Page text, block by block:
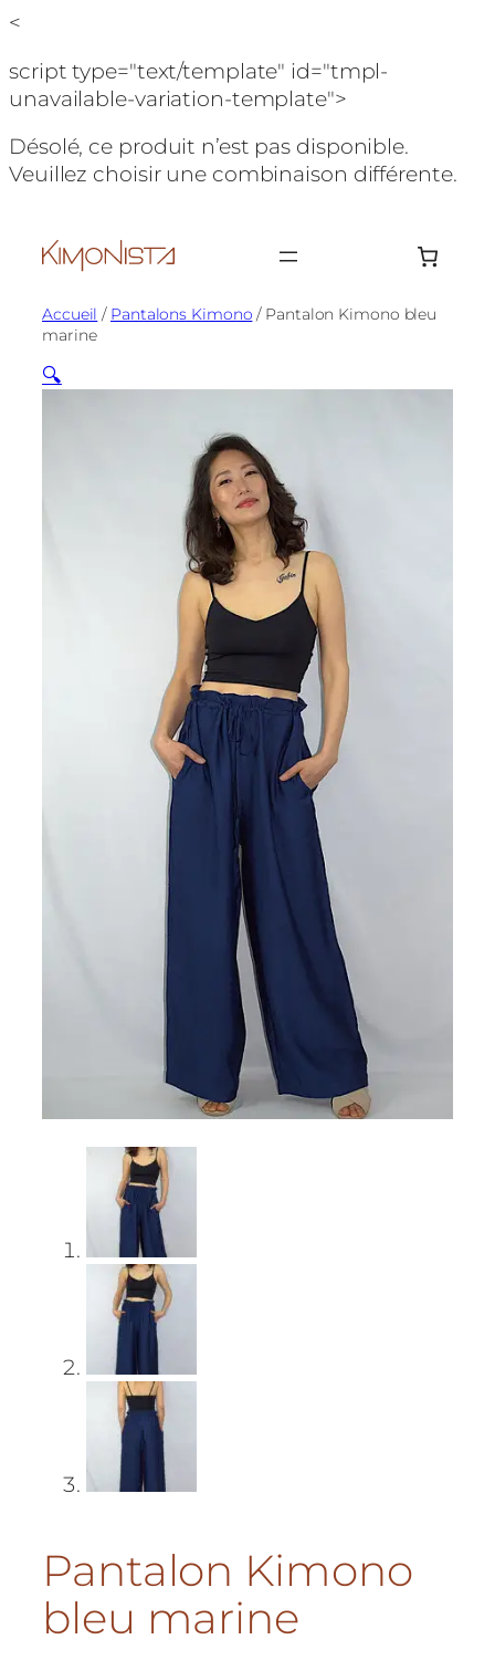
<
script type="text/template" id="tmpl-
unavailable-variation-template">
Désolé, ce produit n’est pas disponible.
Veuillez choisir une combinaison différente.
contenu
Accueil / Pantalons Kimono / Pantalon Kimono bleu
marine
🔍
Pantalon Kimono
bleu marine